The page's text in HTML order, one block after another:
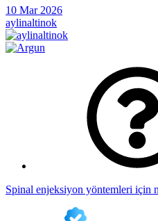
10 Mar 2026
aylinaltinok
Spinal enjeksiyon yöntemleri için